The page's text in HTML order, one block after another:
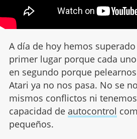
A día de hoy hemos
primer lugar porque cada
en segundo porque
Atari ya no nos pasa. No se
mismos conflictos ni
capacidad de autocontrol
pequeños.